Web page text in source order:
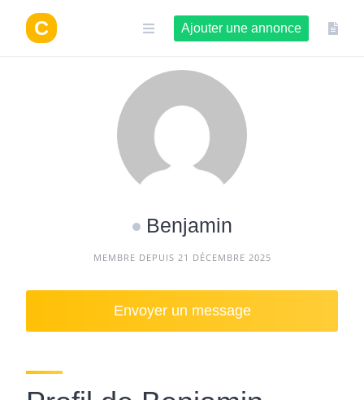
contenu
Ajouter une annonce
Benjamin
MEMBRE DEPUIS 21 DÉCEMBRE 2025
Envoyer un message